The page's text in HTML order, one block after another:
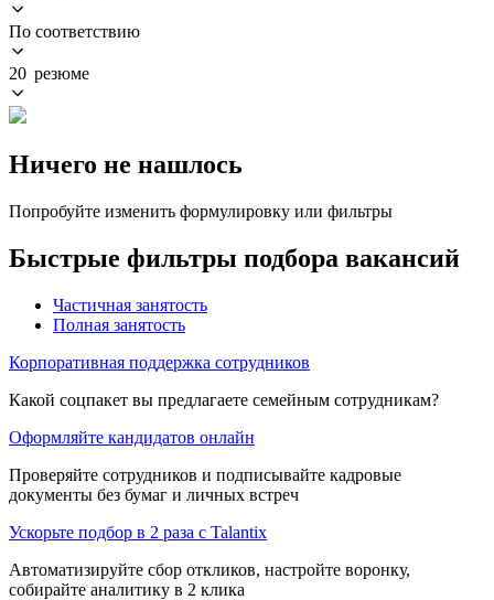
По соответствию
20 резюме
Ничего не нашлось
Попробуйте изменить формулировку или фильтры
Быстрые фильтры подбора вакансий
Частичная занятость
Полная занятость
Корпоративная поддержка сотрудников
Какой соцпакет вы предлагаете семейным сотрудникам?
Оформляйте кандидатов онлайн
Проверяйте сотрудников и подписывайте кадровые
документы без бумаг и личных встреч
Ускорьте подбор в 2 раза с Talantix
Автоматизируйте сбор откликов, настройте воронку,
собирайте аналитику в 2 клика